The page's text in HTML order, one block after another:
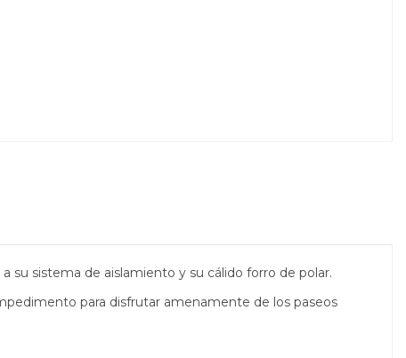
su sistema de aislamiento y su cálido forro de polar.
para disfrutar amenamente de los paseos